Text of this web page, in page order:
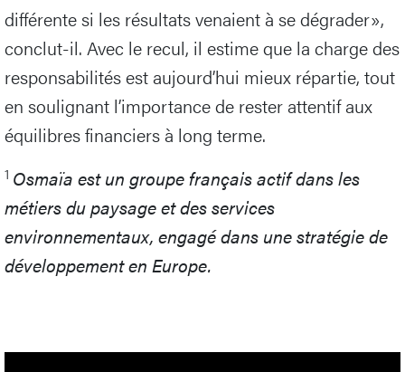
différente si les résultats venaient à se dégrader»,
conclut-il. Avec le recul, il estime que la charge des
responsabilités est aujourd’hui mieux répartie, tout
en soulignant l’importance de rester attentif aux
équilibres financiers à long terme.
1 Osmaïa est un groupe français actif dans les
métiers du paysage et des services
environnementaux, engagé dans une stratégie de
développement en Europe.